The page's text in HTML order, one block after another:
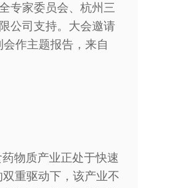
专家委员会、杭州三
公司支持。大会邀请
作主题报告，来自
物质产业正处于快速
重驱动下，该产业不